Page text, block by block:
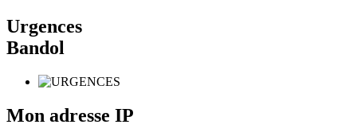
Urgences
Bandol
Mon adresse IP